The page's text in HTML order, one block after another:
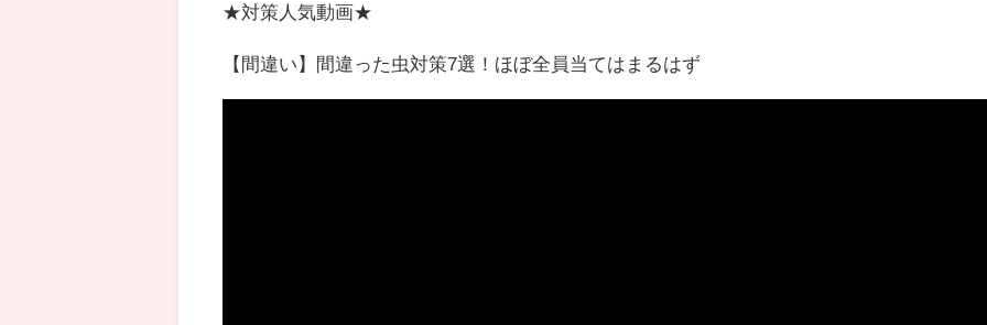
★対策人気動画★
【間違い】間違った虫対策7選！ほぼ全員当てはまるはず